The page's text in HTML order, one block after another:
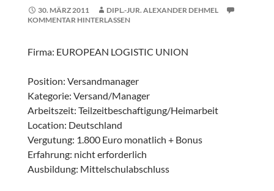
30. MÄRZ 2011
DIPL.-JUR. ALEXANDER DEHMEL
KOMMENTAR HINTERLASSEN
Firma: EUROPEAN LOGISTIC UNION
Position: Versandmanager
Kategorie: Versand/Manager
Arbeitszeit: Teilzeitbeschaftigung/Heimarbeit
Location: Deutschland
Vergutung: 1.800 Euro monatlich + Bonus
Erfahrung: nicht erforderlich
Ausbildung: Mittelschulabschluss